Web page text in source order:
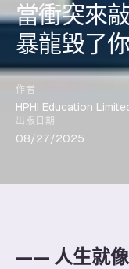
當衝突來
暴龍毀了
作者
HPHI Education
出版日期
08/27/2025
—— 人生就像